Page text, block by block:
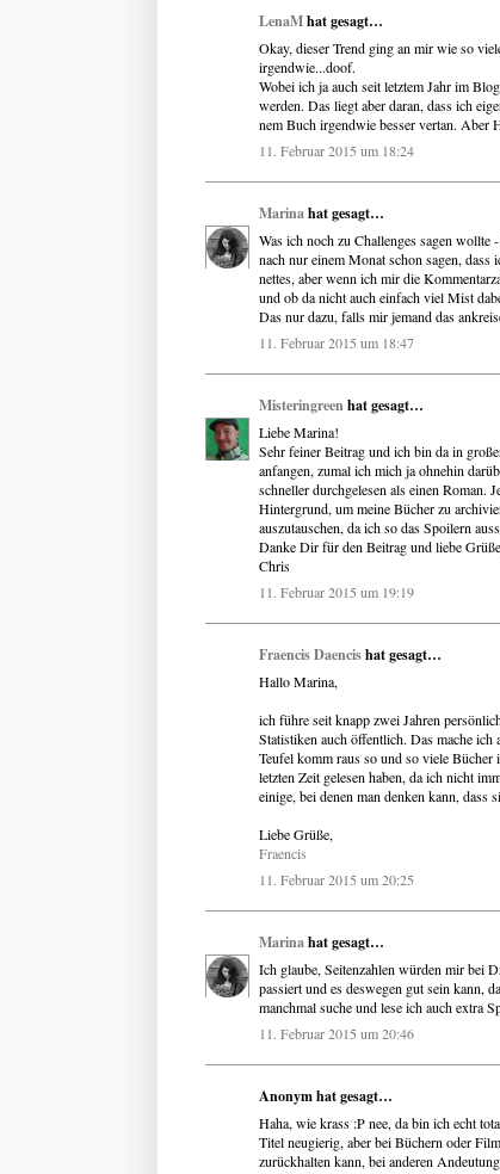
LenaMhat gesagt…
Okay, dieser Trend ging an mir wie so
irgendwie...doof.
Wobei ich ja auch seit letztem Jahr im
werden. Das liegt aber daran, dass ich
nem Buch irgendwie besser vertan. Aber
11. Februar 2015 um 18:24
Marinahat gesagt…
Was ich noch zu Challenges sagen wollte
nach nur einem Monat schon sagen,
nettes, aber wenn ich mir die
und ob da nicht auch einfach viel Mist
Das nur dazu, falls mir jemand das
11. Februar 2015 um 18:47
Misteringreen hat gesagt…
Liebe Marina!
Sehr feiner Beitrag und ich bin da in
anfangen, zumal ich mich ja ohnehin
schneller durchgelesen als einen Roman.
Hintergrund, um meine Bücher zu
auszutauschen, da ich so das Spoilern
Danke Dir für den Beitrag und liebe
Chris
11. Februar 2015 um 19:19
Fraencis Daencishat gesagt…
Hallo Marina,
ich führe seit knapp zwei Jahren
Statistiken auch öffentlich. Das mache
Teufel komm raus so und so viele
letzten Zeit gelesen haben, da ich nicht
einige, bei denen man denken kann, dass
Liebe Grüße,
Fraencis
11. Februar 2015 um 20:25
Marinahat gesagt…
Ich glaube, Seitenzahlen würden mir bei
passiert und es deswegen gut sein kann,
manchmal suche und lese ich auch extra
11. Februar 2015 um 20:46
Anonym hat gesagt…
Haha, wie krass :P nee, da bin ich echt
Titel neugierig, aber bei Büchern oder
zurückhalten kann, bei anderen